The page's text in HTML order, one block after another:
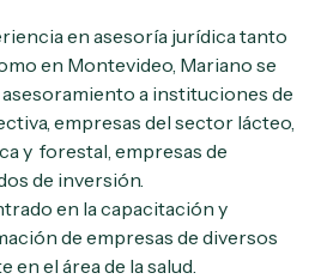
en asesoría jurídica tanto
en Montevideo, Mariano se
a instituciones de
empresas del sector lácteo,
y forestal, empresas de
de inversión.
en la capacitación y
de empresas de diversos
el área de la salud.